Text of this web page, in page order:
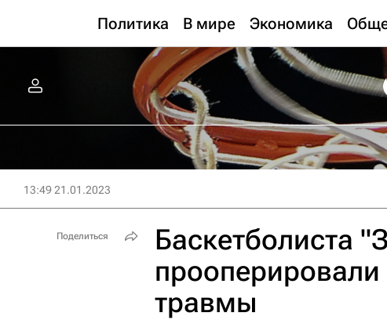
Политика В мире Экономика
13:49 21.01.2023
Баскетболиста
травмы
Поделиться